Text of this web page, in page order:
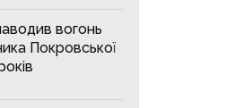
вогонь
Покровської